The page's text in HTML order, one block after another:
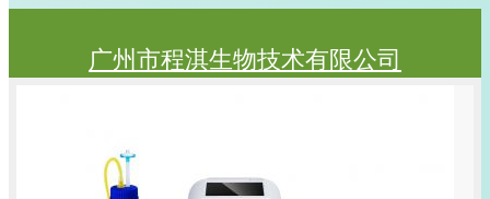
广州市程淇生物技术有限公司